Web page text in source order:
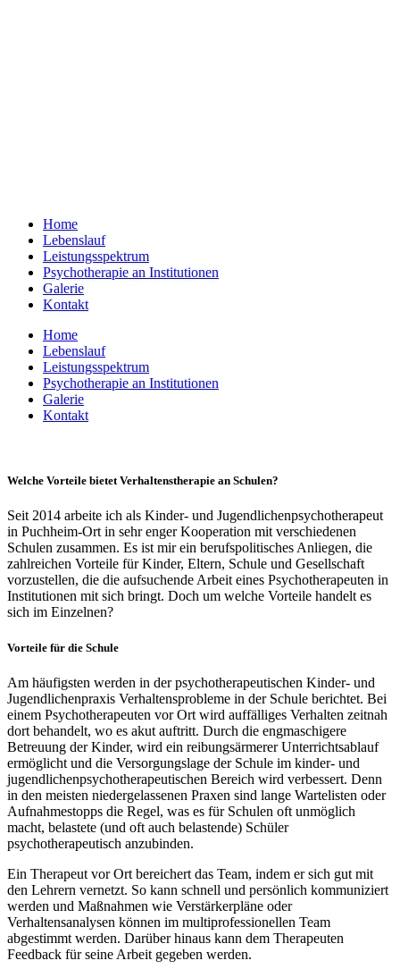
Home
Lebenslauf
Leistungsspektrum
Psychotherapie an Institutionen
Galerie
Kontakt
Home
Lebenslauf
Leistungsspektrum
Psychotherapie an Institutionen
Galerie
Kontakt
Welche Vorteile bietet Verhaltenstherapie an Schulen?
Seit 2014 arbeite ich als Kinder- und Jugendlichenpsychotherapeut
in Puchheim-Ort in sehr enger Kooperation mit verschiedenen
Schulen zusammen. Es ist mir ein berufspolitisches Anliegen, die
zahlreichen Vorteile für Kinder, Eltern, Schule und Gesellschaft
vorzustellen, die die aufsuchende Arbeit eines Psychotherapeuten in
Institutionen mit sich bringt. Doch um welche Vorteile handelt es
sich im Einzelnen?
Vorteile für die Schule
Am häufigsten werden in der psychotherapeutischen Kinder- und
Jugendlichenpraxis Verhaltensprobleme in der Schule berichtet. Bei
einem Psychotherapeuten vor Ort wird auffälliges Verhalten zeitnah
dort behandelt, wo es akut auftritt. Durch die engmaschigere
Betreuung der Kinder, wird ein reibungsärmerer Unterrichtsablauf
ermöglicht und die Versorgungslage der Schule im kinder- und
jugendlichenpsychotherapeutischen Bereich wird verbessert. Denn
in den meisten niedergelassenen Praxen sind lange Wartelisten oder
Aufnahmestopps die Regel, was es für Schulen oft unmöglich
macht, belastete (und oft auch belastende) Schüler
psychotherapeutisch anzubinden.
Ein Therapeut vor Ort bereichert das Team, indem er sich gut mit
den Lehrern vernetzt. So kann schnell und persönlich kommuniziert
werden und Maßnahmen wie Verstärkerpläne oder
Verhaltensanalysen können im multiprofessionellen Team
abgestimmt werden. Darüber hinaus kann dem Therapeuten
Feedback für seine Arbeit gegeben werden.